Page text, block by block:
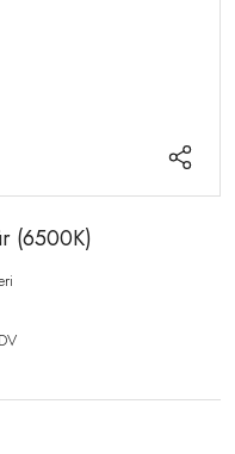
(6500K)